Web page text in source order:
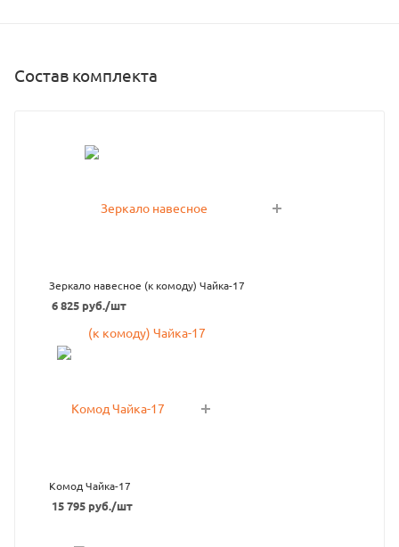
Состав комплекта
Зеркало навесное (к комоду) Чайка-17
6 825руб./шт
Комод Чайка-17
15 795руб./шт